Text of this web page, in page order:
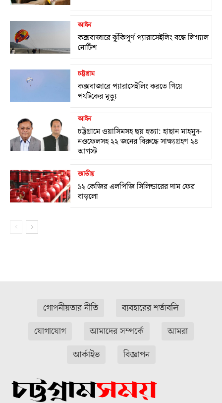
আইন
কক্সবাজারে ঝুঁকিপূর্ণ প্যারাসেইলিং বন্ধে লিগ্যাল
নোটিশ
চট্টগ্রাম
কক্সবাজারে প্যারাসেইলিং করতে গিয়ে
পর্যটকের মৃত্যু
আইন
চট্টগ্রামে ওয়াসিমসহ ছয় হত্যা: হাছান মাহমুদ-
নওফেলসহ ২২ জনের বিরুদ্ধে সাক্ষ্যগ্রহণ ২৪
আগস্ট
জাতীয়
১২ কেজির এলপিজি সিলিন্ডারের দাম ফের
বাড়লো
গোপনীয়তার নীতি
ব্যবহারের শর্তাবলি
যোগাযোগ
আমাদের সম্পর্কে
আমরা
আর্কাইভ
বিজ্ঞাপন